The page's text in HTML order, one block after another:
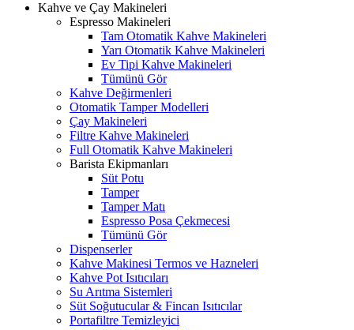
Kahve ve Çay Makineleri
Espresso Makineleri
Tam Otomatik Kahve Makineleri
Yarı Otomatik Kahve Makineleri
Ev Tipi Kahve Makineleri
Tümünü Gör
Kahve Değirmenleri
Otomatik Tamper Modelleri
Çay Makineleri
Filtre Kahve Makineleri
Full Otomatik Kahve Makineleri
Barista Ekipmanları
Süt Potu
Tamper
Tamper Matı
Espresso Posa Çekmecesi
Tümünü Gör
Dispenserler
Kahve Makinesi Termos ve Hazneleri
Kahve Pot Isıtıcıları
Su Arıtma Sistemleri
Süt Soğutucular & Fincan Isıtıcılar
Portafiltre Temizleyici